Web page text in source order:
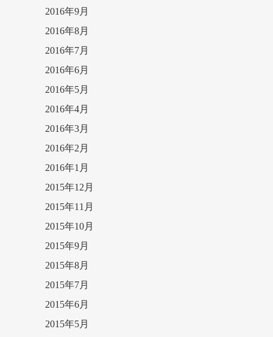
2016年9月
2016年8月
2016年7月
2016年6月
2016年5月
2016年4月
2016年3月
2016年2月
2016年1月
2015年12月
2015年11月
2015年10月
2015年9月
2015年8月
2015年7月
2015年6月
2015年5月